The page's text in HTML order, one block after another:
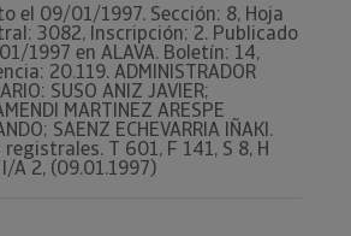
el 09/01/1997. Sección: 8, Hoja
3082, Inscripción: 2. Publicado
1997 en ALAVA. Boletín: 14,
20.119. ADMINISTRADOR
SUSO ANIZ JAVIER;
MARTINEZ ARESPE
SAENZ ECHEVARRIA IÑAKI.
T 601, F 141, S 8, H
A 2, (09.01.1997)